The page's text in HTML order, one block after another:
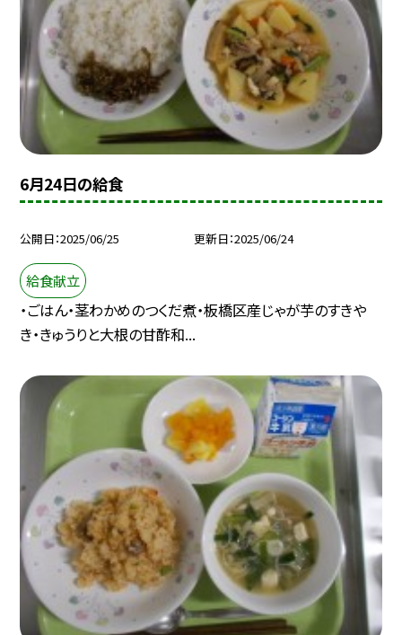
6月24日の給食
公開日 2025/06/25 更新日 2025/06/24
給食献立
・ごはん・茎わかめのつくだ煮・板橋区産じゃが芋のすきや
き・きゅうりと大根の甘酢和...